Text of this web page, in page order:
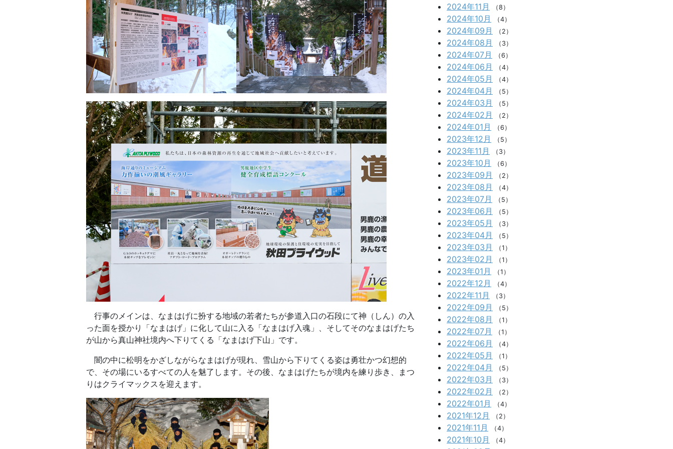
行事のメインは、なまはげに扮する地域の若者たちが参道入口の石段にて神（しん）の入
った面を授かり「なまはげ」に化して山に入る「なまはげ入魂」、そしてそのなまはげたち
が山から真山神社境内へ下りてくる「なまはげ下山」です。
闇の中に松明をかざしながらなまはげが現れ、雪山から下りてくる姿は勇壮かつ幻想的
で、その場にいるすべての人を魅了します。その後、なまはげたちが境内を練り歩き、まつ
りはクライマックスを迎えます。
2024年11月 （8）
2024年10月 （4）
2024年09月 （2）
2024年08月 （3）
2024年07月 （6）
2024年06月 （4）
2024年05月 （4）
2024年04月 （5）
2024年03月 （5）
2024年02月 （2）
2024年01月 （6）
2023年12月 （5）
2023年11月 （3）
2023年10月 （6）
2023年09月 （2）
2023年08月 （4）
2023年07月 （5）
2023年06月 （5）
2023年05月 （3）
2023年04月 （5）
2023年03月 （1）
2023年02月 （1）
2023年01月 （1）
2022年12月 （4）
2022年11月 （3）
2022年09月 （5）
2022年08月 （1）
2022年07月 （1）
2022年06月 （4）
2022年05月 （1）
2022年04月 （5）
2022年03月 （3）
2022年02月 （2）
2022年01月 （4）
2021年12月 （2）
2021年11月 （4）
2021年10月 （4）